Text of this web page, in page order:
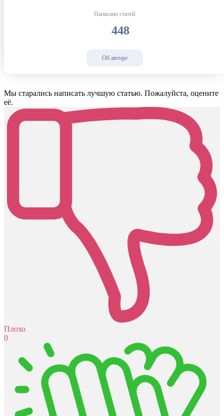
Написано статей
448
Об авторе
Мы старались написать лучшую статью. Пожалуйста, оцените
её.
Плохо
0